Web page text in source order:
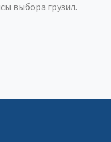
выбора грузил.